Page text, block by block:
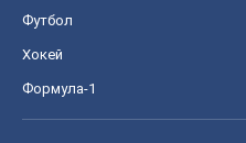
Футбол
Хокей
Формула-1